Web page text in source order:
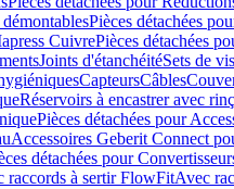
Pièces détachées
CuivrePièces détachées
Joints d'étanchéitéSets de
CapteursCâbles
Réservoirs à encastrer avec
Pièces détachées pour
Accessoires Geberit Connect
détachées pour
raccords à sertir FlowFitAvec